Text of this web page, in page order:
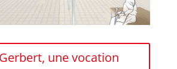
une vocation